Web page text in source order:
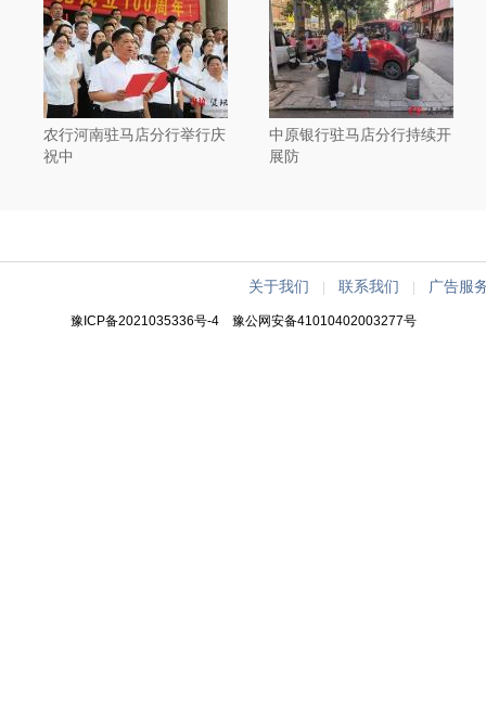
农行河南驻马店分行举行庆
祝中
中原银行驻马店分行持续开
展防
关于我们 联系我们 广告服
豫ICP备2021035336号-4 豫公网安备41010402003277号